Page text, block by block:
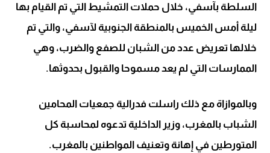
السلطة بآسفي، خلال حملات التمشيط التي تم القيام بها
ليلة أمس الخميس بالمنطقة الجنوبية لآسفي، والتي تم
خلالها تعريض عدد من الشبان للصفع والضرب، وهي
الممارسات التي لم يعد مسموحا والقبول بحدوثها.
وبالموازاة مع ذلك راسلت فدرالية جمعيات المحامين
الشباب بالمغرب، وزير الداخلية تدعوه لمحاسبة كل
المتورطين في إهانة وتعنيف المواطنين بالمغرب.